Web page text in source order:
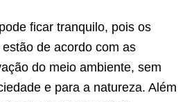
ficar tranquilo, pois os
de acordo com as
do meio ambiente, sem
e para a natureza. Além